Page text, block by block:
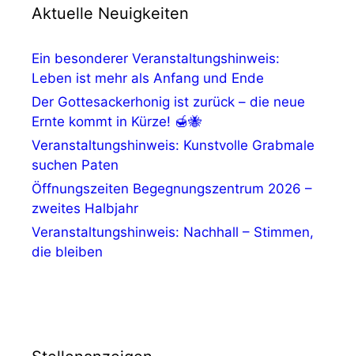
Aktuelle Neuigkeiten
Ein besonderer Veranstaltungshinweis:
Leben ist mehr als Anfang und Ende
Der Gottesackerhonig ist zurück – die neue
Ernte kommt in Kürze! 🍯🐝
Veranstaltungshinweis: Kunstvolle Grabmale
suchen Paten
Öffnungszeiten Begegnungszentrum 2026 –
zweites Halbjahr
Veranstaltungshinweis: Nachhall – Stimmen,
die bleiben